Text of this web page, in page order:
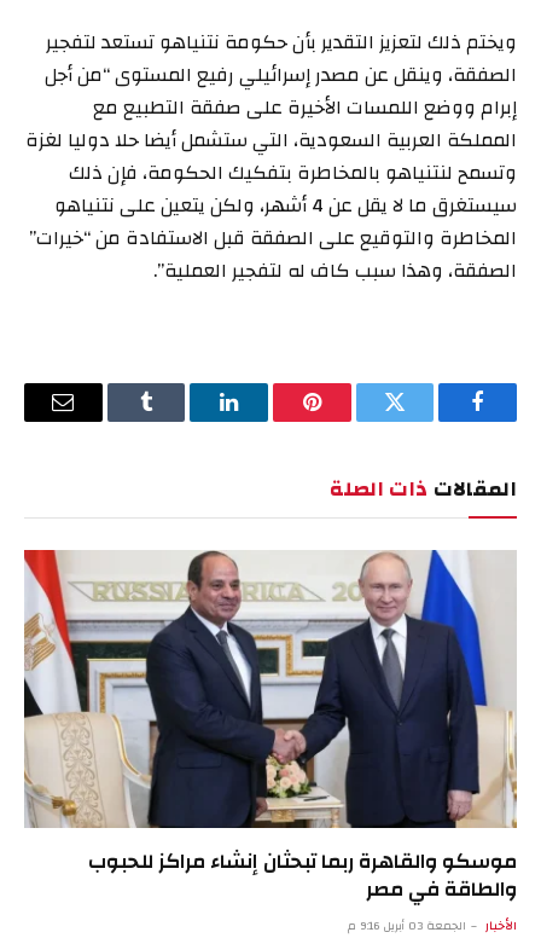
ويختم ذلك لتعزيز التقدير بأن حكومة نتنياهو تستعد لتفجير
الصفقة، وينقل عن مصدر إسرائيلي رفيع المستوى “من أجل
إبرام ووضع اللمسات الأخيرة على صفقة التطبيع مع
المملكة العربية السعودية، التي ستشمل أيضا حلا دوليا لغزة
وتسمح لنتنياهو بالمخاطرة بتفكيك الحكومة، فإن ذلك
سيستغرق ما لا يقل عن 4 أشهر، ولكن يتعين على نتنياهو
المخاطرة والتوقيع على الصفقة قبل الاستفادة من “خيرات”
الصفقة، وهذا سبب كاف له لتفجير العملية”.
فيسبوك تويتر بينتيريستلينكدإن Tumblr
البريد
المقالات ذات الصلة
موسكو والقاهرة ربما تبحثان إنشاء مراكز للحبوب
والطاقة في مصر
الأخبار الجمعة 03 أبريل 9:16 م